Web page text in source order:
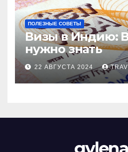
ПОЛЕЗНЫЕ СОВЕТЫ
Визы в Индию:
нужно знать
22 АВГУСТА 2024